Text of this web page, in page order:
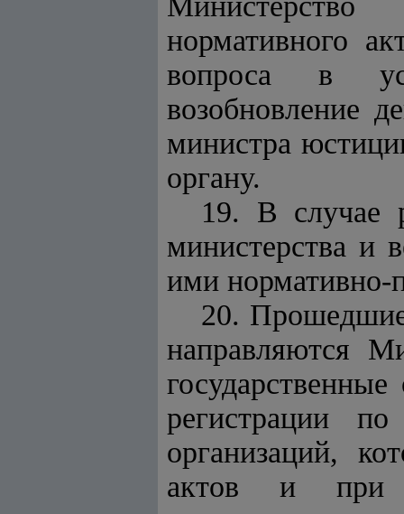
нормативного
вопроса в
возобновление
министра
органу.
19. В случае
министерства и
ими нормативно-
20. Прошедшие
направляются
регистрации
организаций,
актов и при